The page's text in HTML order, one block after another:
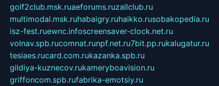
golf2club.msk.ruaeforums.ruzallclub.ru
multimodal.msk.ruhabaigry.ruhaikko.rusobakopedia.ru
isz-fest.ruewnc.infoscreensaver-clock.net.ru
volnav.spb.rucomnat.runpf.net.ru7bit.pp.rukalugatur.ru
tesiaes.rucard.com.rukazanka.spb.ru
gildiya-kuznecov.rukameryboavision.ru
griffoncom.spb.rufabrika-emotsiy.ru